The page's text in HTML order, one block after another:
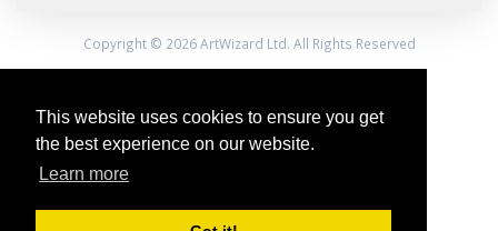
This website uses cookies to ensure you get
the best experience on our website.
Learn more
Copyright © 2026 ArtWizard Ltd. All Rights Reserved